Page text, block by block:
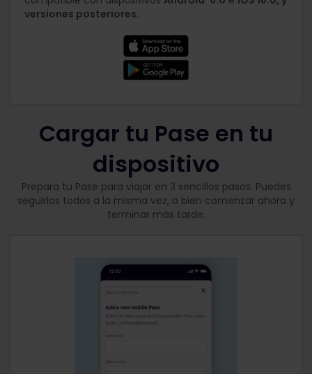
versiones posteriores.
Cargar tu Pase en tu
dispositivo
Prepara tu Pase para viajar en 3 sencillos pasos. Puedes
seguirlos todos a la misma vez, o bien comenzar ahora y
terminar más tarde.